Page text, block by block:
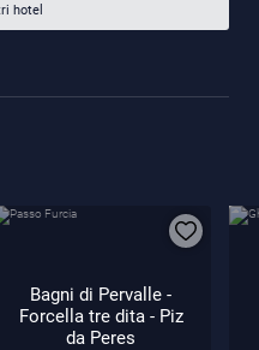
hotel
Bagni di Pervalle -
Forcella tre dita - Piz
da Peres